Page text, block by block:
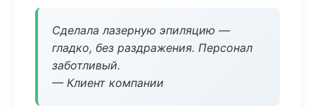
Сделала лазерную эпиляцию —
гладко, без раздражения. Персонал
заботливый.
— Клиент компании